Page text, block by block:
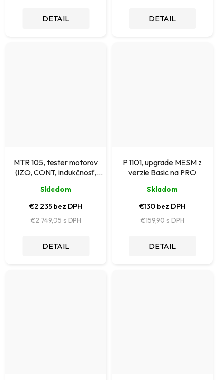
DETAIL DETAIL
MTR 105, tester motorov
(IZO, CONT, indukčnosť,
Skladom
€2 235 bez DPH
€2 749,05
DETAIL
P 1101, upgrade MESM z
verzie Basic na PRO
Skladom
€130 bez DPH
€159,90
DETAIL